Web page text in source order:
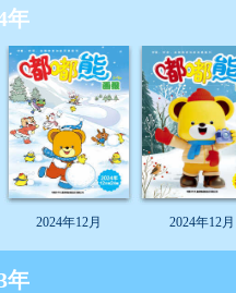
年
2024年12月 2024年12月
年